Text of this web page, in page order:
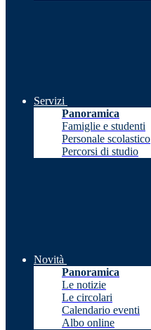
Servizi
Panoramica
Famiglie e studenti
Personale scolastico
Percorsi di studio
Novità
Panoramica
Le notizie
Le circolari
Calendario eventi
Albo online